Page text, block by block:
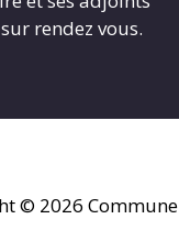
rendez vous.
© 2026